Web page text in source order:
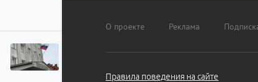
О проекте Реклама
Правила поведения на сайте